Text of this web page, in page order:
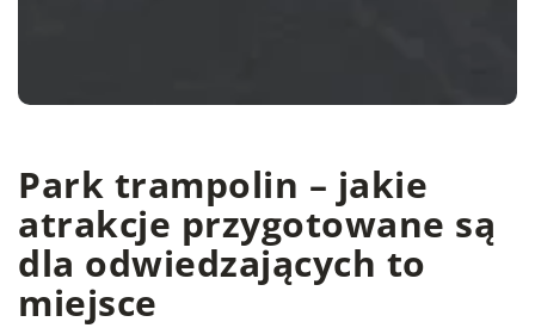
Park trampolin – jakie
atrakcje przygotowane są
dla odwiedzających to
miejsce